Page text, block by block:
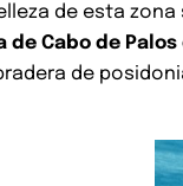
de esta zona
de Cabo de
de